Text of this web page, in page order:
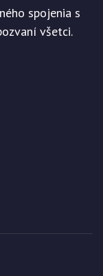
spojenia s
všetci.